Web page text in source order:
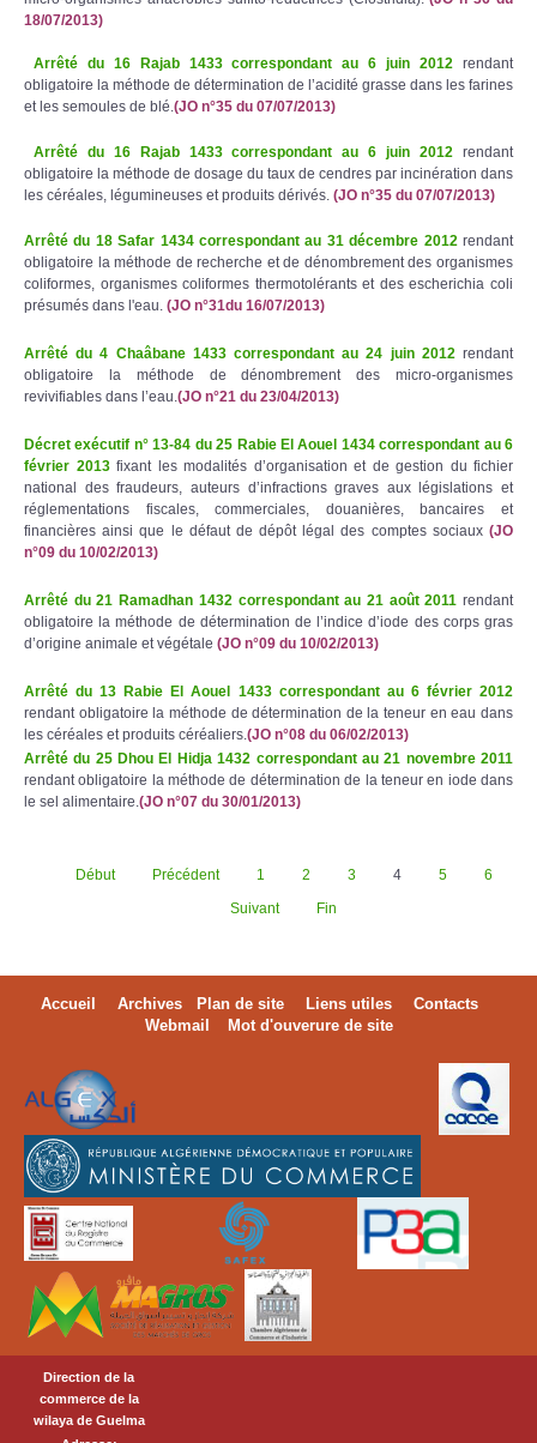
18/07/2013)
Arrêté du 16 Rajab 1433 correspondant au 6 juin 2012 rendant
obligatoire la méthode de détermination de l’acidité grasse dans les farines
et les semoules de blé. (JO n°35 du 07/07/2013)
Arrêté du 16 Rajab 1433 correspondant au 6 juin 2012 rendant
obligatoire la méthode de dosage du taux de cendres par incinération dans
les céréales, légumineuses et produits dérivés. (JO n°35 du 07/07/2013)
Arrêté du 18 Safar 1434 correspondant au 31 décembre 2012 rendant
obligatoire la méthode de recherche et de dénombrement des organismes
coliformes, organismes coliformes thermotolérants et des escherichia coli
présumés dans l'eau. (JO n°31du 16/07/2013)
Arrêté du 4 Chaâbane 1433 correspondant au 24 juin 2012 rendant
obligatoire la méthode de dénombrement des micro-organismes
revivifiables dans l’eau. (JO n°21 du 23/04/2013)
Décret exécutif n° 13-84 du 25 Rabie El Aouel 1434 correspondant au 6
février 2013fixant les modalités d’organisation et de gestion du fichier
national des fraudeurs, auteurs d’infractions graves aux législations et
réglementations fiscales, commerciales, douanières, bancaires et
financières ainsi que le défaut de dépôt légal des comptes sociaux (JO
n°09 du 10/02/2013)
Arrêté du 21 Ramadhan 1432 correspondant au 21 août 2011 rendant
obligatoire la méthode de détermination de l’indice d’iode des corps gras
d’origine animale et végétale (JO n°09 du 10/02/2013)
Arrêté du 13 Rabie El Aouel 1433 correspondant au 6 février 2012
rendant obligatoire la méthode de détermination de la teneur en eau dans
les céréales et produits céréaliers. (JO n°08 du 06/02/2013)
Arrêté du 25 Dhou El Hidja 1432 correspondant au 21 novembre 2011
rendant obligatoire la méthode de détermination de la teneur en iode dans
le sel alimentaire. (JO n°07 du 30/01/2013)
Début Précédent 1 2 3 4 5
6
Suivant
Fin
Accueil Archives Plan de site Liens utiles
Contacts
Webmail
Mot d'ouverure de site
Direction de la
commerce de la
wilaya de Guelma